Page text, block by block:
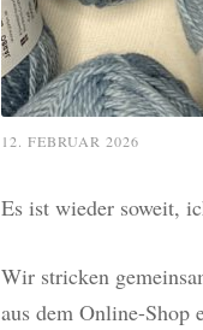
12. FEBRUAR 2026
Es ist wieder soweit,
Wir stricken
aus dem Online-Shop